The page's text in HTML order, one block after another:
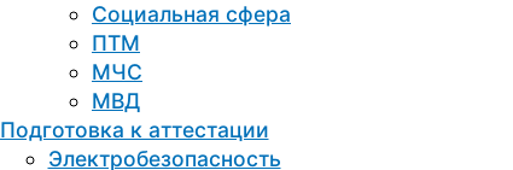
Социальная сфера
ПТМ
МЧС
МВД
Подготовка к aттестации
Электробезопасность